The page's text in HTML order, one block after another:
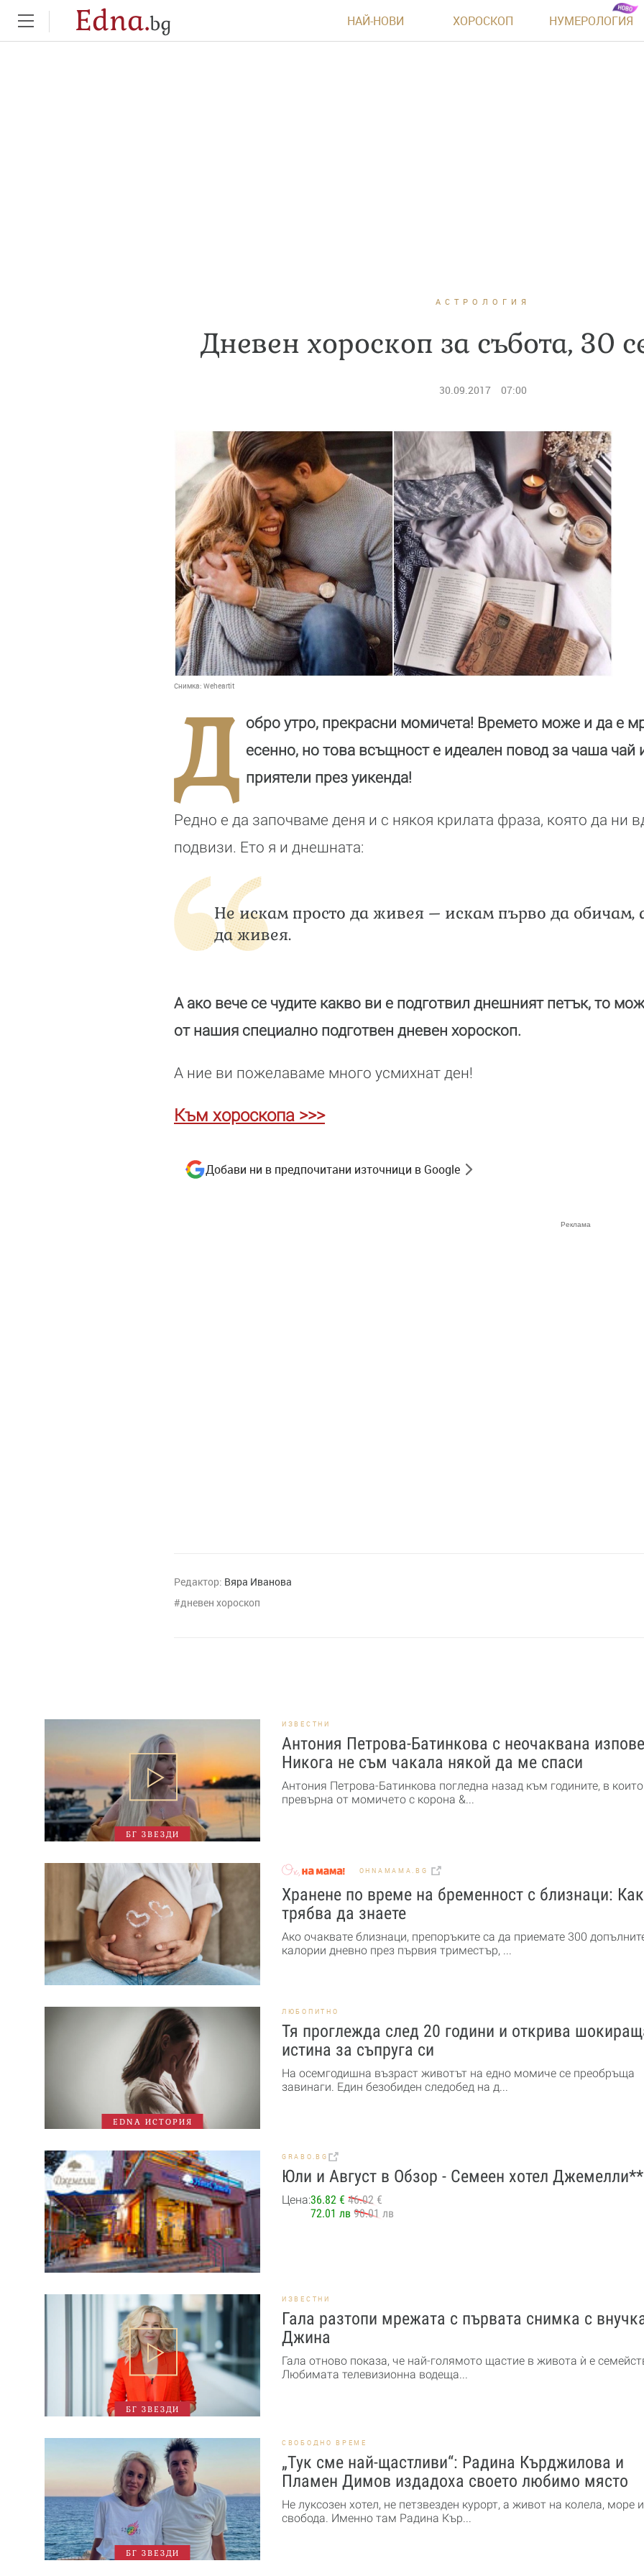
Edna.bg НАЙ-НОВИ ХОРОСКОП НУМЕРОЛОГИЯ
АСТРОЛОГИЯ
Дневен хороскоп за събота, 30
30.09.2017 07:00
Снимка: Weheartit
Д
обро утро, прекрасни момичета! Времето може и да е
есенно, но това всъщност е идеален повод за чаша чай
приятели през уикенда!
Редно е да започваме деня и с някоя крилата фраза, която да ни
подвизи. Ето я и днешната:
Не искам просто да живея – искам първо да обичам,
да живея.
А ако вече се чудите какво ви е подготвил днешният петък, то
от нашия специално подготвен дневен хороскоп.
А ние ви пожелаваме много усмихнат ден!
Към хороскопа >>>
Добави ни в предпочитани източници в Google
Редактор: Вяра Иванова
дневен хороскоп
БГ ЗВЕЗДИ
ИЗВЕСТНИ
Антония Петрова-Батинкова с неочаквана
Никога не съм чакала някой да ме спаси
Антония Петрова-Батинкова погледна назад към годините, в
превърна от момичето с корона &...
OHNAMAMA.BG
Хранене по време на бременност с близнаци:
трябва да знаете
Ако очаквате близнаци, препоръките са да приемате 300
калории дневно през първия триместър, ...
EDNA ИСТОРИЯ
ЛЮБОПИТНО
Тя проглежда след 20 години и открива
истина за съпруга си
На осемгодишна възраст животът на едно момиче се преобръща
завинаги. Един безобиден следобед на д...
GRABO.BG
Юли и Август в Обзор - Семеен хотел Джемелли**
Цена:36.82 € 46.02 €
72.01 лв 90.01 лв
БГ ЗВЕЗДИ
ИЗВЕСТНИ
Гала разтопи мрежата с първата снимка с
Джина
Гала отново показа, че най-голямото щастие в живота ѝ е
Любимата телевизионна водеща...
БГ ЗВЕЗДИ
СВОБОДНО ВРЕМЕ
„Тук сме най-щастливи“: Радина Кърджилова и
Пламен Димов издадоха своето любимо място
Не луксозен хотел, не петзвезден курорт, а живот на колела, море и
свобода. Именно там Радина Кър...